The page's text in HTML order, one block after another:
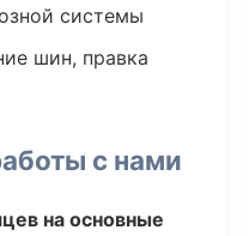
системы
шин, правка
с нами
на основные